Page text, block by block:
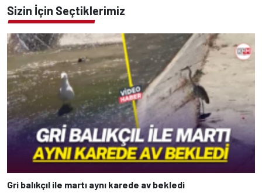
Sizin İçin Seçtiklerimiz
Gri balıkçıl ile martı aynı karede av bekledi